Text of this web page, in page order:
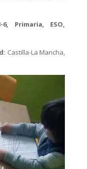
Primaria, ESO,
Castilla-La Mancha,